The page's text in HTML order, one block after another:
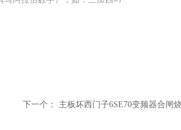
下一个： 主板坏西门子6SE70变频器合闸